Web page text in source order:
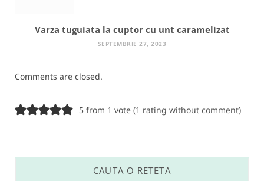
Varza tuguiata la cuptor cu unt caramelizat
SEPTEMBRIE 27, 2023
Comments are closed.
5 from 1 vote (1 rating without comment)
CAUTA O RETETA